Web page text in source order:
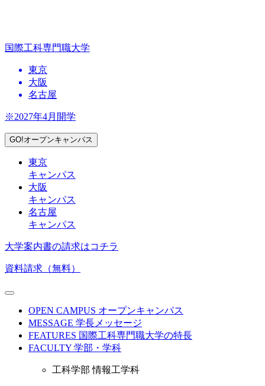
国際工科専門職大学
東京
大阪
名古屋
※2027年4月開学
GO!オープンキャンパス
東京
キャンパス
大阪
キャンパス
名古屋
キャンパス
大学案内書の請求はコチラ
資料請求（無料）
OPEN CAMPUS オープンキャンパス
MESSAGE 学長メッセージ
FEATURES 国際工科専門職大学の特長
FACULTY 学部・学科
工科学部 情報工学科